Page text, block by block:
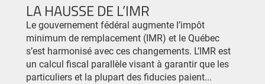
LA HAUSSE DE L’IMR
Le gouvernement fédéral augmente l’impôt
minimum de remplacement (IMR) et le Québec
s’est harmonisé avec ces changements. L’IMR est
un calcul fiscal parallèle visant à garantir que les
particuliers et la plupart des fiducies paient...